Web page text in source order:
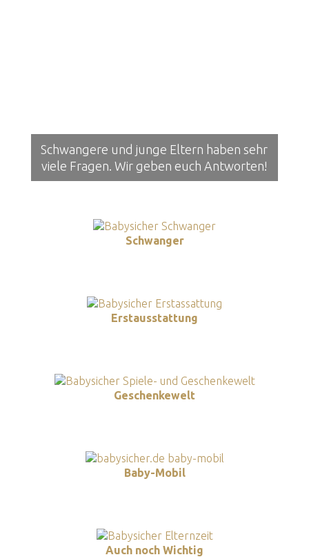
Schwangere und junge Eltern haben sehr
viele Fragen. Wir geben euch Antworten!
Schwanger
Erstausstattung
Geschenkewelt
Baby-Mobil
Auch noch Wichtig